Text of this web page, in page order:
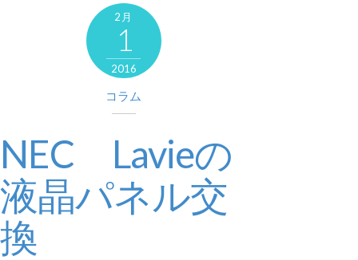
2月
1
2016
コラム
NEC Lavieの
液晶パネル交
換